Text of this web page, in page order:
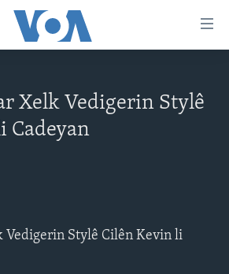
Xelk Vedigerin Stylê
Cadeyan
Vedigerin Stylê Cilên Kevin li